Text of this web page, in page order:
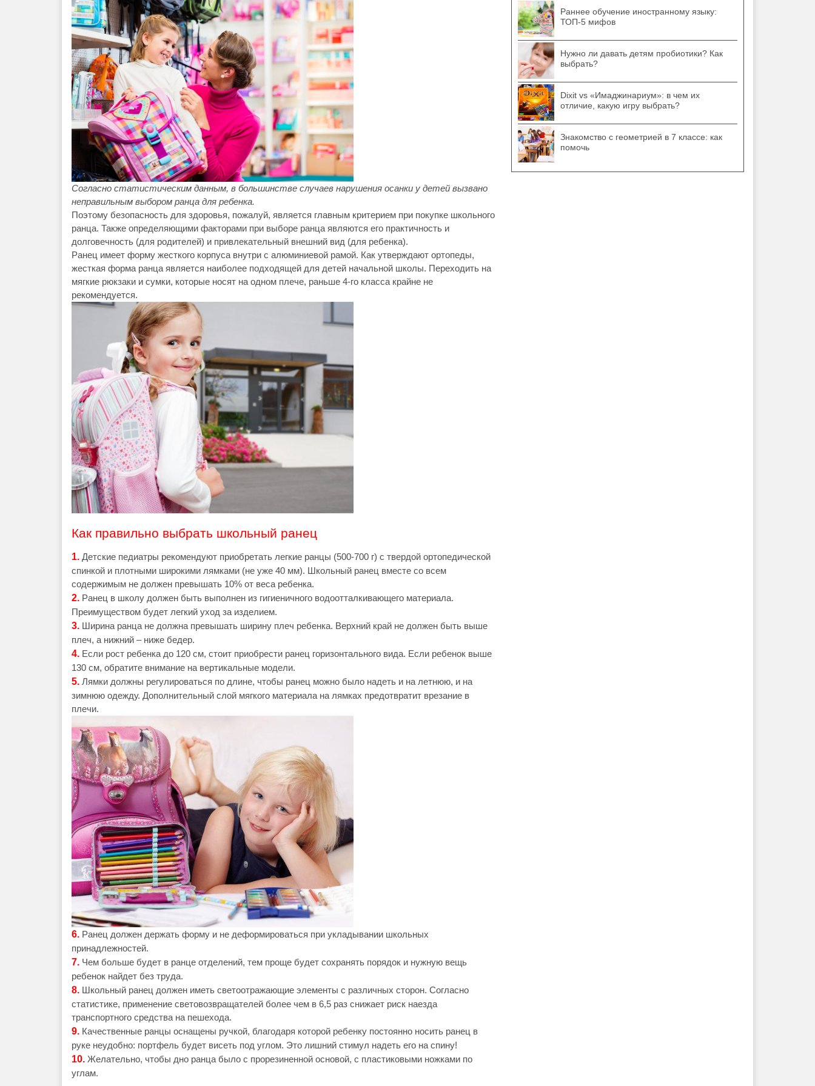
Согласно статистическим данным, в большинстве случаев нарушения осанки у детей вызвано
неправильным выбором ранца для ребенка.
Поэтому безопасность для здоровья, пожалуй, является главным критерием при покупке школьного
ранца. Также определяющими факторами при выборе ранца являются его практичность и
долговечность (для родителей) и привлекательный внешний вид (для ребенка).
Ранец имеет форму жесткого корпуса внутри с алюминиевой рамой. Как утверждают ортопеды,
жесткая форма ранца является наиболее подходящей для детей начальной школы. Переходить на
мягкие рюкзаки и сумки, которые носят на одном плече, раньше 4-го класса крайне не
рекомендуется.
Как правильно выбрать школьный ранец
1. Детские педиатры рекомендуют приобретать легкие ранцы (500-700 г) с твердой ортопедической
спинкой и плотными широкими лямками (не уже 40 мм). Школьный ранец вместе со всем
содержимым не должен превышать 10% от веса ребенка.
2. Ранец в школу должен быть выполнен из гигиеничного водоотталкивающего материала.
Преимуществом будет легкий уход за изделием.
3. Ширина ранца не должна превышать ширину плеч ребенка. Верхний край не должен быть выше
плеч, а нижний – ниже бедер.
4. Если рост ребенка до 120 см, стоит приобрести ранец горизонтального вида. Если ребенок выше
130 см, обратите внимание на вертикальные модели.
5. Лямки должны регулироваться по длине, чтобы ранец можно было надеть и на летнюю, и на
зимнюю одежду. Дополнительный слой мягкого материала на лямках предотвратит врезание в
плечи.
6. Ранец должен держать форму и не деформироваться при укладывании школьных
принадлежностей.
7. Чем больше будет в ранце отделений, тем проще будет сохранять порядок и нужную вещь
ребенок найдет без труда.
8. Школьный ранец должен иметь светоотражающие элементы с различных сторон. Согласно
статистике, применение световозвращателей более чем в 6,5 раз снижает риск наезда
транспортного средства на пешехода.
9. Качественные ранцы оснащены ручкой, благодаря которой ребенку постоянно носить ранец в
руке неудобно: портфель будет висеть под углом. Это лишний стимул надеть его на спину!
10. Желательно, чтобы дно ранца было с прорезиненной основой, с пластиковыми ножками по
углам.
Раннее обучение иностранному языку:
ТОП-5 мифов
Нужно ли давать детям пробиотики? Как
выбрать?
Dixit vs «Имаджинариум»: в чем их
отличие, какую игру выбрать?
Знакомство с геометрией в 7 классе: как
помочь